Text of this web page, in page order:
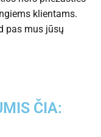
klientams.
pas mus jūsų
ČIA: